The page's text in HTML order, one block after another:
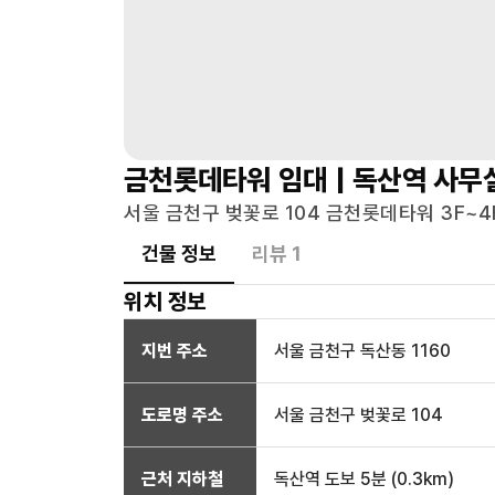
금천롯데타워 임대 | 독산역 사무
서울 금천구 벚꽃로 104 금천롯데타워
건물 정보
리뷰 1
위치 정보
지번 주소 서울 금천구 독산동 1160
도로명 주소 서울 금천구 벚꽃로 104
근처 지하철 독산역 도보 5분 (0.3km)